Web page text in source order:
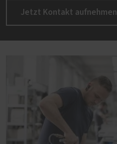
Jetzt Kontakt aufnehmen